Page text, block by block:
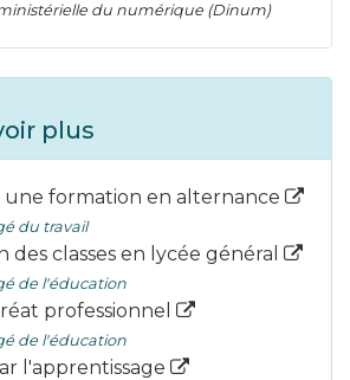
du numérique (Dinum)
plus
une formation en alternance
du travail
des classes en lycée général
de l'éducation
professionnel
de l'éducation
l'apprentissage